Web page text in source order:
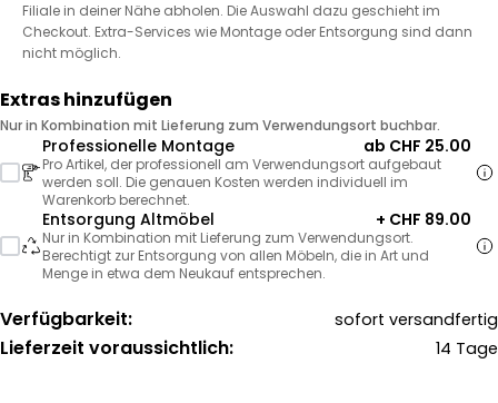
Filiale in deiner Nähe abholen. Die Auswahl dazu geschieht im
Checkout. Extra-Services wie Montage oder Entsorgung sind dann
nicht möglich.
Extras hinzufügen
Nur in Kombination mit Lieferung zum Verwendungsort buchbar.
Professionelle Montage ab CHF 25.00
Pro Artikel, der professionell am Verwendungsort aufgebaut
werden soll. Die genauen Kosten werden individuell im
Warenkorb berechnet.
Entsorgung Altmöbel + CHF 89.00
Nur in Kombination mit Lieferung zum Verwendungsort.
Berechtigt zur Entsorgung von allen Möbeln, die in Art und
Menge in etwa dem Neukauf entsprechen.
Verfügbarkeit: sofort versandfertig
Lieferzeit voraussichtlich: 14 Tage